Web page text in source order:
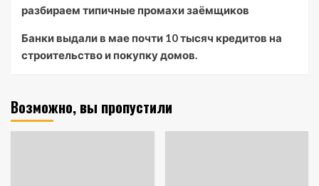
разбираем типичные промахи заёмщиков
Банки выдали в мае почти 10 тысяч кредитов на
строительство и покупку домов.
Возможно, вы пропустили